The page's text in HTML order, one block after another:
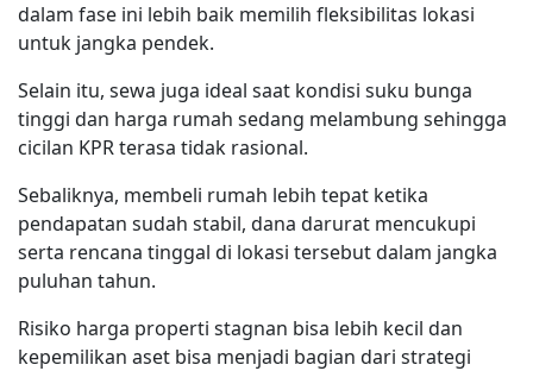
dalam fase ini lebih baik memilih fleksibilitas lokasi
untuk jangka pendek.
Selain itu, sewa juga ideal saat kondisi suku bunga
tinggi dan harga rumah sedang melambung sehingga
cicilan KPR terasa tidak rasional.
Sebaliknya, membeli rumah lebih tepat ketika
pendapatan sudah stabil, dana darurat mencukupi
serta rencana tinggal di lokasi tersebut dalam jangka
puluhan tahun.
Risiko harga properti stagnan bisa lebih kecil dan
kepemilikan aset bisa menjadi bagian dari strategi